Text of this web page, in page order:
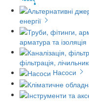
енергії
арматура та ізоляція
фільтрація,
Насоси